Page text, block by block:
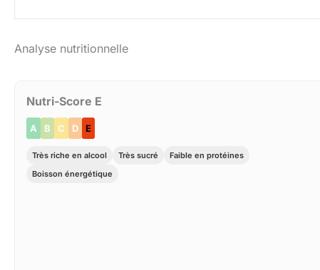
Analyse nutritionnelle
Nutri-Score E
A B C D E
Très riche en alcool Très sucré
Faible en protéines
Boisson énergétique